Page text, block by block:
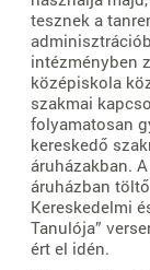
tesznek a
intézményben
középiskola
szakmai
folyamatosan
kereskedő
áruházakban.
áruházban
Kereskedelmi
Tanulója”
ért el idén.